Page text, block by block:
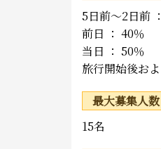
5日前～2日前
前日 ： 40％
当日 ： 50％
旅行開始後お
最大募集人数
15名